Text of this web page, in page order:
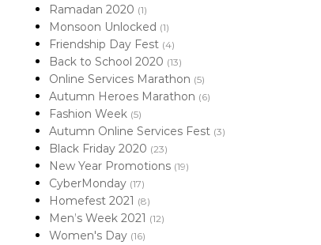
Ramadan 2020 (1)
Monsoon Unlocked (1)
Friendship Day Fest (4)
Back to School 2020 (13)
Online Services Marathon (5)
Autumn Heroes Marathon (6)
Fashion Week (5)
Autumn Online Services Fest (3)
Black Friday 2020 (23)
New Year Promotions (19)
CyberMonday (17)
Homefest 2021 (8)
Men’s Week 2021 (12)
Women's Day (16)